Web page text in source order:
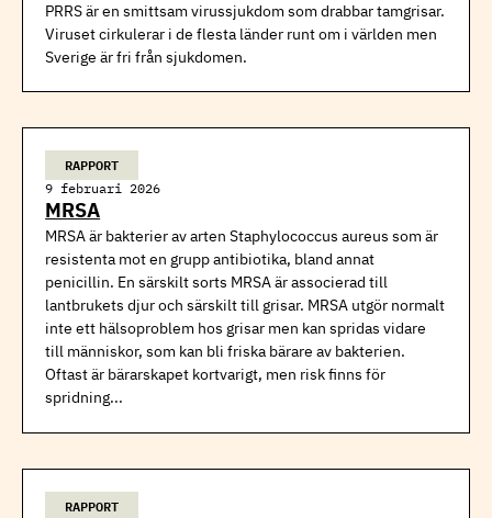
PRRS är en smittsam virussjukdom som drabbar tamgrisar.
Viruset cirkulerar i de flesta länder runt om i världen men
Sverige är fri från sjukdomen.
RAPPORT
9 februari 2026
MRSA
MRSA är bakterier av arten Staphylococcus aureus som är
resistenta mot en grupp antibiotika, bland annat
penicillin. En särskilt sorts MRSA är associerad till
lantbrukets djur och särskilt till grisar. MRSA utgör normalt
inte ett hälsoproblem hos grisar men kan spridas vidare
till människor, som kan bli friska bärare av bakterien.
Oftast är bärarskapet kortvarigt, men risk finns för
spridning...
RAPPORT